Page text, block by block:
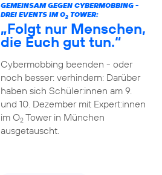
GEMEINSAM GEGEN CYBERMOBBING -
DREI EVENTS IM O2TOWER:
„Folgt nur Menschen,
die Euch gut tun.“
Cybermobbing beenden - oder
noch besser: verhindern: Darüber
haben sich Schüler:innen am 9.
und 10. Dezember mit Expert:innen
im O2Tower in München
ausgetauscht.